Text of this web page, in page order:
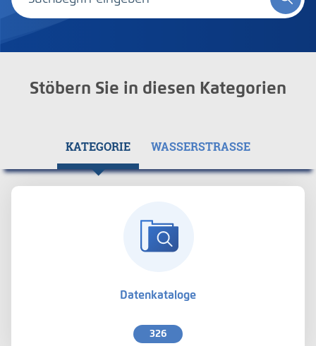
Stöbern Sie in diesen Kategorien
KATEGORIE WASSERSTRASSE
Datenkataloge
326